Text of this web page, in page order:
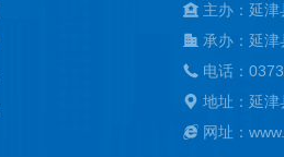
主办：延
承办：延
电话：
地址：延
网址：